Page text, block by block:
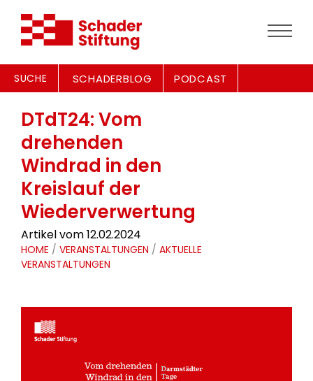
SUCHE SCHADERBLOG PODCAST
DTdT24: Vom
drehenden
Windrad in den
Kreislauf der
Wiederverwertung
Artikel vom 12.02.2024
HOME / VERANSTALTUNGEN / AKTUELLE
VERANSTALTUNGEN